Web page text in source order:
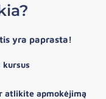
yra paprasta!
kursus
atlikite apmokėjimą